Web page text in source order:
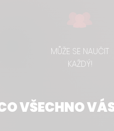
MŮŽE SE NAUČIT
KAŽDÝ!
VŠECHNO